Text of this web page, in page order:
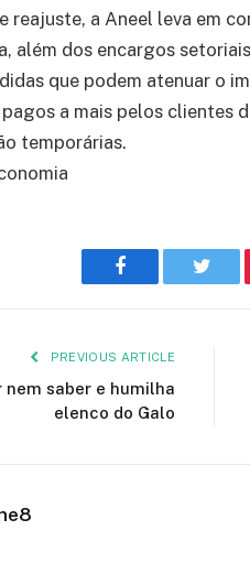
reajuste, a Aneel leva em
além dos encargos
que podem atenuar o
a mais pelos clientes
temporárias.
Facebook
PREVIOUS ARTICLE
saber e humilha
elenco do Galo